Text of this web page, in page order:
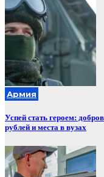
Армия
Успей стать героем:
рублей и места в вузах